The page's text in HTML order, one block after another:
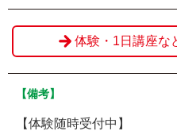
体験・1日講座な
【備考】
【体験随時受付中】